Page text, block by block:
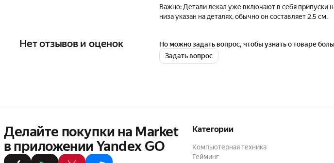
Важно: Детали лекал уже включают в себя припуски
низа указан на деталях, обычно он составляет 2,5 см.
Нет отзывов и оценок
Но можно задать вопрос, чтобы узнать о товаре
Задать вопрос
Делайте покупки на Market
в приложении Yandex GO
Категории
Компьютерная техника
Гейминг